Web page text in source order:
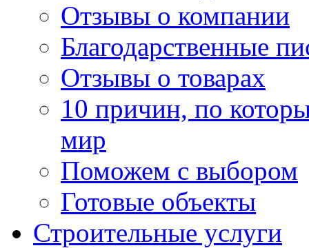
Отзывы о компании
Благодарственные
Отзывы о товарах
10 причин, по
мир
Поможем с выбором
Готовые объекты
Строительные услуги